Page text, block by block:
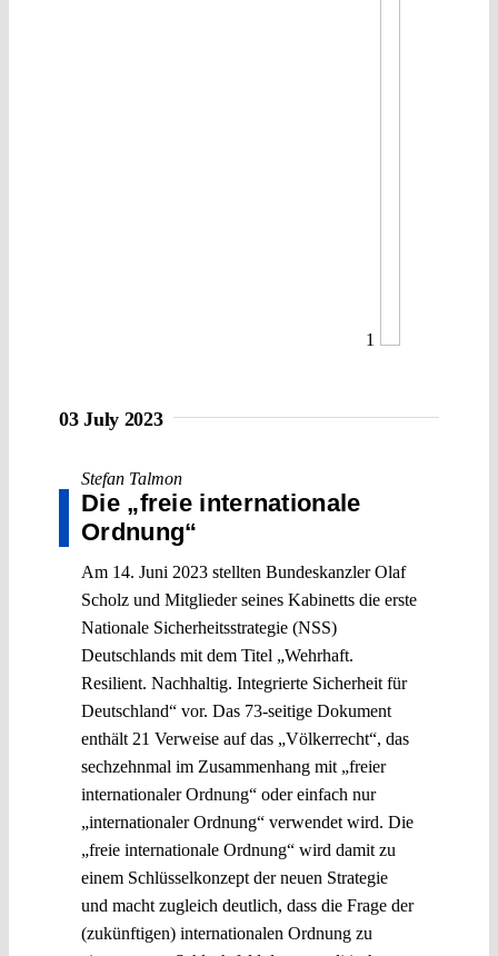
1
03 July 2023
Stefan Talmon
Die „freie internationale
Ordnung“
Am 14. Juni 2023 stellten Bundeskanzler Olaf
Scholz und Mitglieder seines Kabinetts die erste
Nationale Sicherheitsstrategie (NSS)
Deutschlands mit dem Titel „Wehrhaft.
Resilient. Nachhaltig. Integrierte Sicherheit für
Deutschland“ vor. Das 73-seitige Dokument
enthält 21 Verweise auf das „Völkerrecht“, das
sechzehnmal im Zusammenhang mit „freier
internationaler Ordnung“ oder einfach nur
„internationaler Ordnung“ verwendet wird. Die
„freie internationale Ordnung“ wird damit zu
einem Schlüsselkonzept der neuen Strategie
und macht zugleich deutlich, dass die Frage der
(zukünftigen) internationalen Ordnung zu